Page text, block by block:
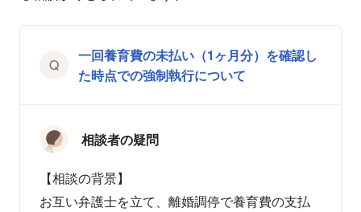
一回養育費の未払い（1ヶ月分）を確認し
た時点での強制執行について
相談者の疑問
【相談の背景】
お互い弁護士を立て、離婚調停で養育費の支払